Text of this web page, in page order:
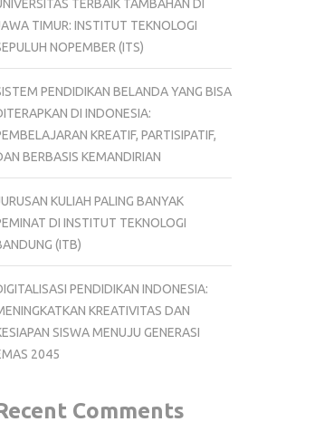
TERBAIK TAMBAHAN DI
TIMUR: INSTITUT TEKNOLOGI
NOPEMBER (ITS)
PENDIDIKAN BELANDA YANG BISA
DI INDONESIA:
KREATIF, PARTISIPATIF,
BERBASIS KEMANDIRIAN
KULIAH PALING BANYAK
DI INSTITUT TEKNOLOGI
(ITB)
PENDIDIKAN INDONESIA:
KREATIVITAS DAN
SISWA MENUJU GENERASI
2045
Comments